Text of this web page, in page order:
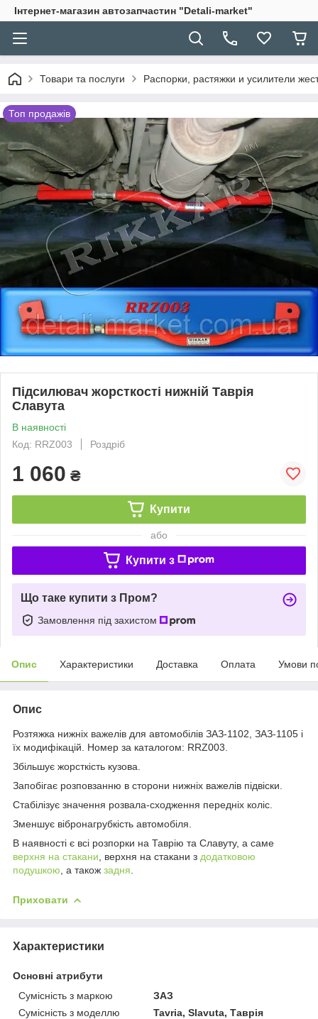
Інтернет-магазин автозапчастин "Detali-market"
Товари та послуги Распорки, растяжки и усилители
Топ продажів
Підсилювач жорсткості нижній Таврія
Славута
В наявності
Код: RRZ003
Роздріб
1 060 ₴
Купити
або
Купити з
Що таке купити з Пром?
Замовлення під захистом
Опис Характеристики Доставка Оплата Умови
Опис
Розтяжка нижніх важелів для автомобілів ЗАЗ-1102, ЗАЗ-1105 і
їх модифікацій. Номер за каталогом: RRZ003.
Збільшує жорсткість кузова.
Запобігає розповзанню в сторони нижніх важелів підвіски.
Стабілізує значення розвала-сходження передніх коліс.
Зменшує вібронагрубкість автомобіля.
В наявності є всі розпорки на Таврію та Славуту, а саме
верхня на стакани , верхня на стакани з додатковою
подушкою , а також задня
Приховати
Характеристики
Основні атрибути
Сумісність з маркою
ЗАЗ
Сумісність з моделлю
Tavria, Slavuta, Таврія